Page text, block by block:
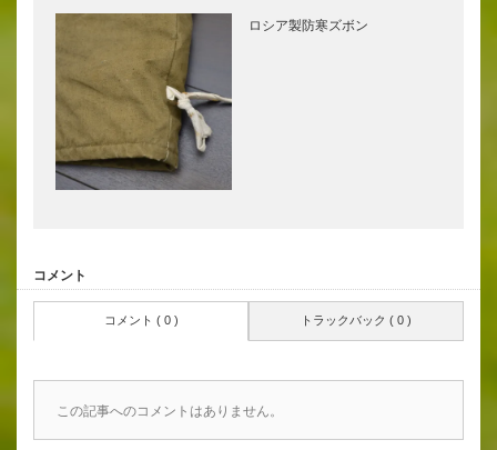
ロシア製防寒ズボン
コメント
コメント ( 0 ) トラックバック ( 0 )
この記事へのコメントはありません。